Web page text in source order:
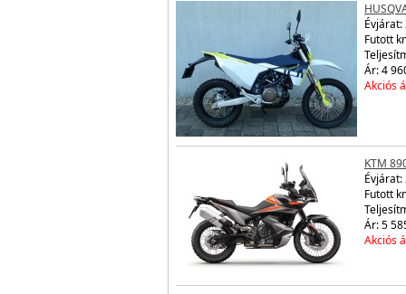
Évjárat:
Futott
Ár: 4
Akciós
KTM
Évjárat:
Futott
Ár: 5
Akciós